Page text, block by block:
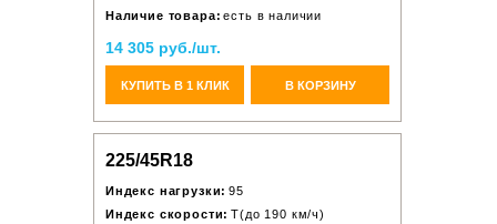
Наличие товара: есть в наличии
14 305 руб./шт.
КУПИТЬ В 1 КЛИК В КОРЗИНУ
225/45R18
Индекс нагрузки: 95
Индекс скорости: T(до 190 км/ч)